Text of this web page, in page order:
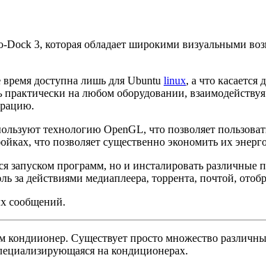
Dock 3, которая обладает широкими визуальными
доступна лишь для Ubuntu linux, а что
на любом оборудовании,
технологию OpenGL, что позволяет
что позволяет существенно экономить их
запуском программ, но и инсталировать
за действиями медиаплеера, торрента, почтой,
сообщений.
Существует просто множество
на кондиционерах.